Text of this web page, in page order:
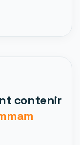
contenir